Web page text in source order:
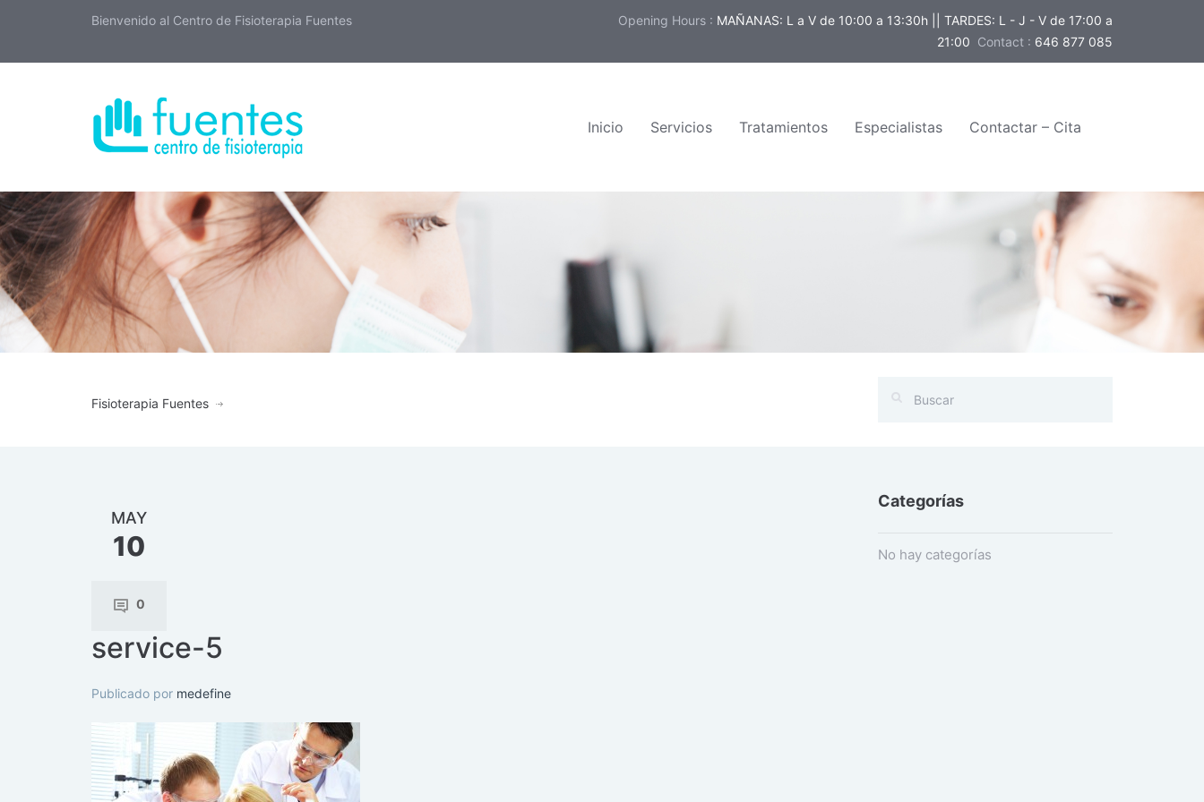
Bienvenido al Centro de Fisioterapia Fuentes Opening Hours : MAÑANAS: L a V de 10:00 a 13:30h || TARDES: L - J - V de 17:00 a
21:00 Contact : 646 877 085
Inicio Servicios Tratamientos Especialistas Contactar – Cita
Fisioterapia Fuentes
MAY
10
0
service-5
Publicado por medefine
Categorías
No hay categorías